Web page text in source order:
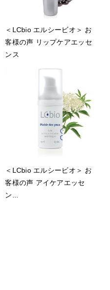
＜LCbio エルシービオ＞ お
客様の声 リップケアエッセ
ンス
＜LCbio エルシービオ＞ お
客様の声 アイケアエッセ
ン...